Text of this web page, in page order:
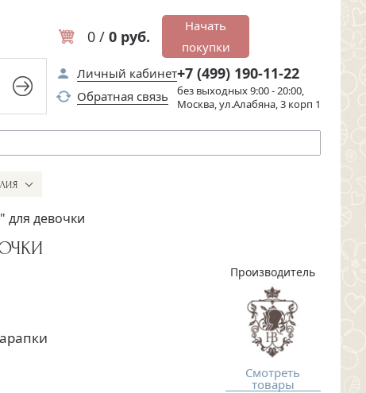
0 / 0 руб.
Начать
покупки
Личный кабинет
Обратная связь
+7 (499) 190-11-22
без выходных 9:00 - 20:00,
Москва, ул.Алабяна, 3 корп 1
для девочки
Производитель
Смотреть
товары